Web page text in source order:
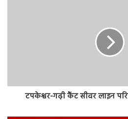
टपकेश्वर-गढ़ी कैंट सीवर लाइन